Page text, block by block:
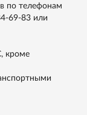
по телефонам
69-83 или
кроме